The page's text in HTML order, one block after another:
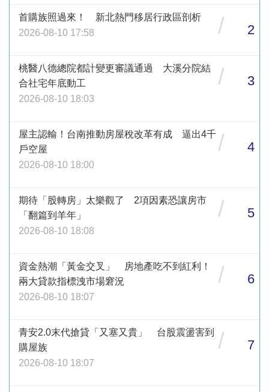
首購族照過來！ 新北熱門移居行政區剖析
2026-08-10 17:58
/ 2
桃醫八德總院都計變更審議通過 大溪分院結
合社宅年底動工
2026-08-10 18:03
/ 3
屋主認輸！台南推動房屋稅改革有成 逼出4千
戶空屋
2026-08-10 18:00
/ 4
期待「股轉房」太樂觀了 2項因素恐讓房市
「翻篇到羊年」
2026-08-10 18:08
/ 5
資金熱潮「黃金交叉」 房地產吃不到紅利！
兩大貸款指標洩市場窘況
2026-08-10 18:07
/ 6
青安2.0末代搶貸「又塞又貴」 台股震盪害到
購屋族
2026-08-10 18:07
/ 7